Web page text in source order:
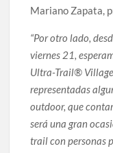
Mariano Zapata,
“Por otro lado,
viernes 21,
Ultra-Trail®
representadas
outdoor, que
será una gran
trail con personas